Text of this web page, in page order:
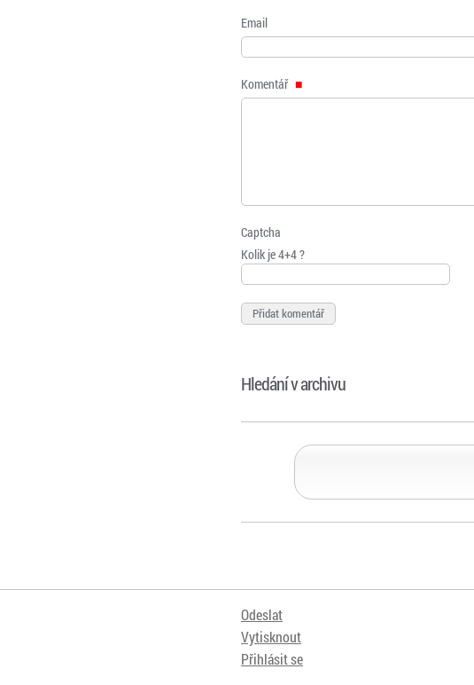
Email
Komentář
Captcha
Kolik je 4+4 ?
Hledání v archivu
Odeslat
Vytisknout
Přihlásit se